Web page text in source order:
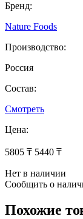
Бренд:
Nature Foods
Производство:
Россия
Состав:
Смотреть
Цена:
5805 ₸ 5440 ₸
Нет в наличии
Сообщить о
Похожие